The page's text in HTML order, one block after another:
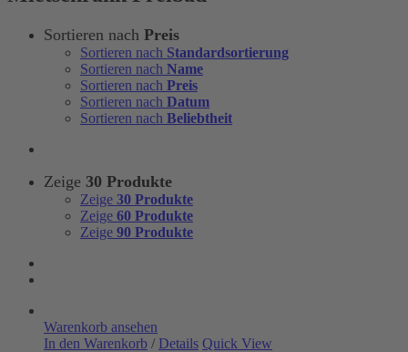
Sortieren nach Preis
Sortieren nach Standardsortierung
Sortieren nach Name
Sortieren nach Preis
Sortieren nach Datum
Sortieren nach Beliebtheit
Zeige 30 Produkte
Zeige 30 Produkte
Zeige 60 Produkte
Zeige 90 Produkte
Warenkorb ansehen
In den Warenkorb / Details Quick View